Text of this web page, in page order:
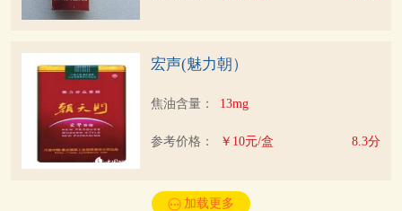
宏声(魅力朝）
焦油含量： 13mg
参考价格： ￥10元/盒 8.3分
加载更多